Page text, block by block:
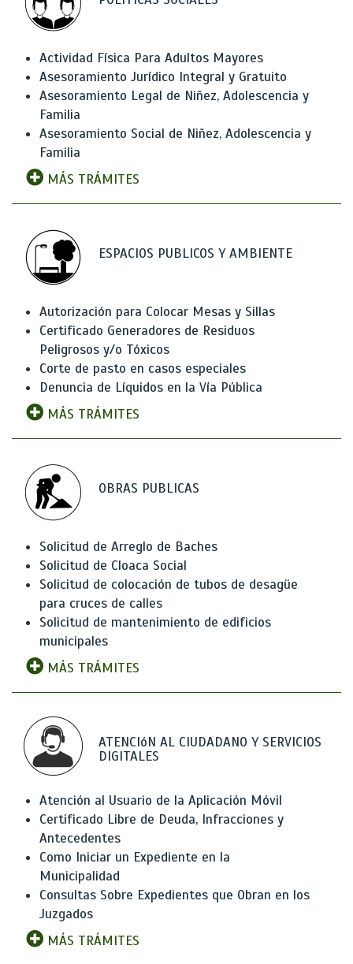
Actividad Física Para Adultos Mayores
Asesoramiento Jurídico Integral y Gratuito
Asesoramiento Legal de Niñez, Adolescencia y
Familia
Asesoramiento Social de Niñez, Adolescencia y
Familia
MÁS TRÁMITES
ESPACIOS PUBLICOS Y AMBIENTE
Autorización para Colocar Mesas y Sillas
Certificado Generadores de Residuos
Peligrosos y/o Tóxicos
Corte de pasto en casos especiales
Denuncia de Líquidos en la Vía Pública
MÁS TRÁMITES
OBRAS PUBLICAS
Solicitud de Arreglo de Baches
Solicitud de Cloaca Social
Solicitud de colocación de tubos de desagüe
para cruces de calles
Solicitud de mantenimiento de edificios
municipales
MÁS TRÁMITES
ATENCIóN AL CIUDADANO Y SERVICIOS
DIGITALES
Atención al Usuario de la Aplicación Móvil
Certificado Libre de Deuda, Infracciones y
Antecedentes
Como Iniciar un Expediente en la
Municipalidad
Consultas Sobre Expedientes que Obran en los
Juzgados
MÁS TRÁMITES